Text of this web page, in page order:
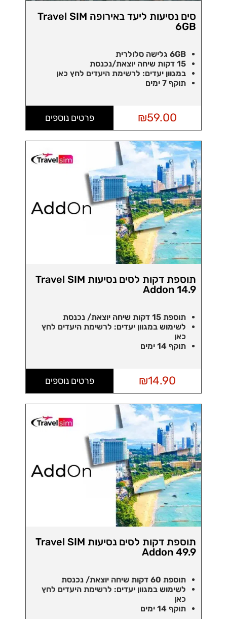
סים נסיעות ליעד באירופה Travel SIM
6GB
6GB גלישה סלולרית
15 דקות שיחה יוצאת/נכנסת
במגוון יעדים: לרשימת היעדים לחץ כאן
תוקף 7 ימים
₪59.00 פרטים נוספים
תוספת דקות לסים נסיעות Travel SIM
Addon 14.9
תוספת 15 דקות שיחה יוצאת/ נכנסת
לשימוש במגוון יעדים: לרשימת היעדים לחץ
כאן
תוקף 14 ימים
₪14.90 פרטים נוספים
תוספת דקות לסים נסיעות Travel SIM
Addon 49.9
תוספת 60 דקות שיחה יוצאת/ נכנסת
לשימוש במגוון יעדים: לרשימת היעדים לחץ
כאן
תוקף 14 ימים